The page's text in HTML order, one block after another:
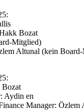
Bozat
Mitglied)
Altunal (kein
Bozat
Aydin en
Manager: Özlem